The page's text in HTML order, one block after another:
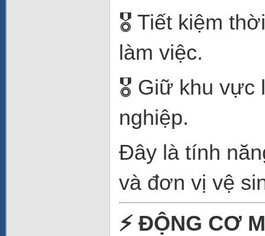
🎖️ Tiết kiệm
làm việc.
🎖️ Giữ khu vực
nghiệp.
Đây là tính
và đơn vị vệ
⚡ ĐỘNG CƠ